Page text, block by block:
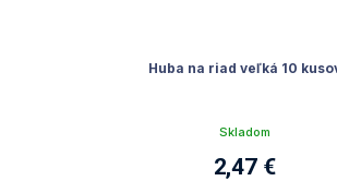
Huba na riad veľká 10
Skladom
2,47 €